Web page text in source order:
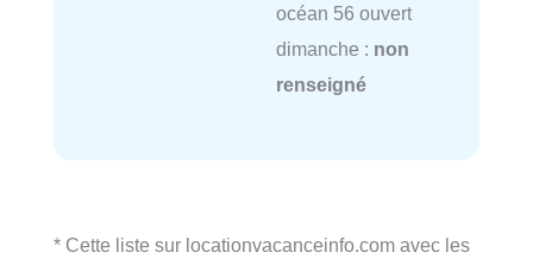
océan 56 ouvert
dimanche : non
renseigné
* Cette liste sur locationvacanceinfo.com avec les